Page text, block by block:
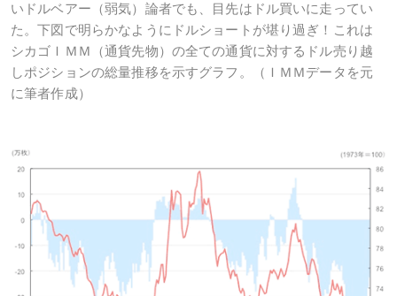
いドルベアー（弱気）論者でも、目先はドル買いに走ってい
た。下図で明らかなようにドルショートが堪り過ぎ！これは
シカゴＩＭＭ（通貨先物）の全ての通貨に対するドル売り越
しポジションの総量推移を示すグラフ。（ＩＭＭデータを元
に筆者作成）